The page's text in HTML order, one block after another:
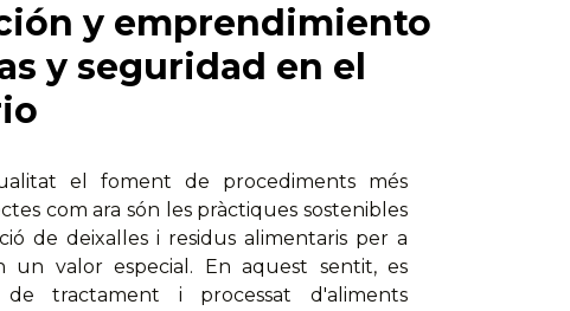
y emprendimiento
y seguridad en el
el foment de procediments més
com ara són les pràctiques sostenibles
de deixalles i residus alimentaris per a
valor especial. En aquest sentit, es
tractament i processat d'aliments